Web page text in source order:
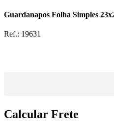
Guardanapos Folha Simples
Ref.: 19631
Calcular Frete